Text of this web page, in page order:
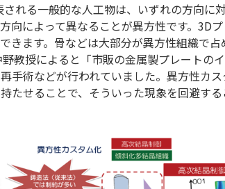
れる一般的な人工物は、いずれの方向に
向によって異なることが異方性です。3D
きます。骨などは大部分が異方性組織で占
教授によると「市販の金属製プレートの
手術などが行われていました。異方性カ
たせることで、そういった現象を回避す